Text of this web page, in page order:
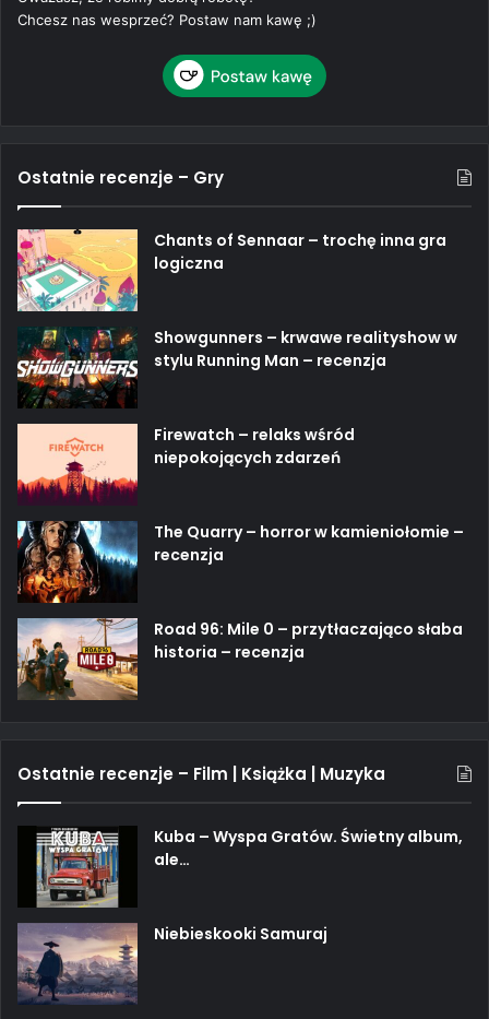
Chcesz nas wesprzeć? Postaw nam kawę ;)
Ostatnie recenzje – Gry
Chants of Sennaar – trochę inna gra
logiczna
Showgunners – krwawe realityshow w
stylu Running Man – recenzja
Firewatch – relaks wśród
niepokojących zdarzeń
The Quarry – horror w kamieniołomie –
recenzja
Road 96: Mile 0 – przytłaczająco słaba
historia – recenzja
Ostatnie recenzje – Film | Książka | Muzyka
Kuba – Wyspa Gratów. Świetny album,
ale…
Niebieskooki Samuraj